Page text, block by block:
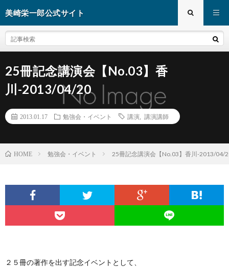
美崎栄一郎公式サイト
25冊記念講演会【No.03】香
川-2013/04/20
2013.01.17 勉強会・イベント 講演 講演講師
HOME 勉強会・イベント 25冊記念講演会【No.03】香川-2013/04/
２５冊の著作を出す記念イベントとして、